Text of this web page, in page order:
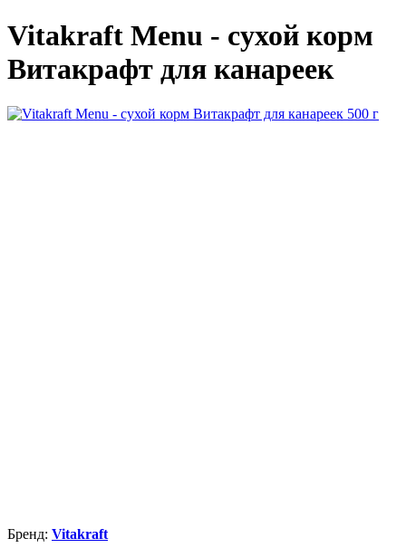
Vitakraft Menu - сухой корм
Витакрафт для канареек
Vitakraft